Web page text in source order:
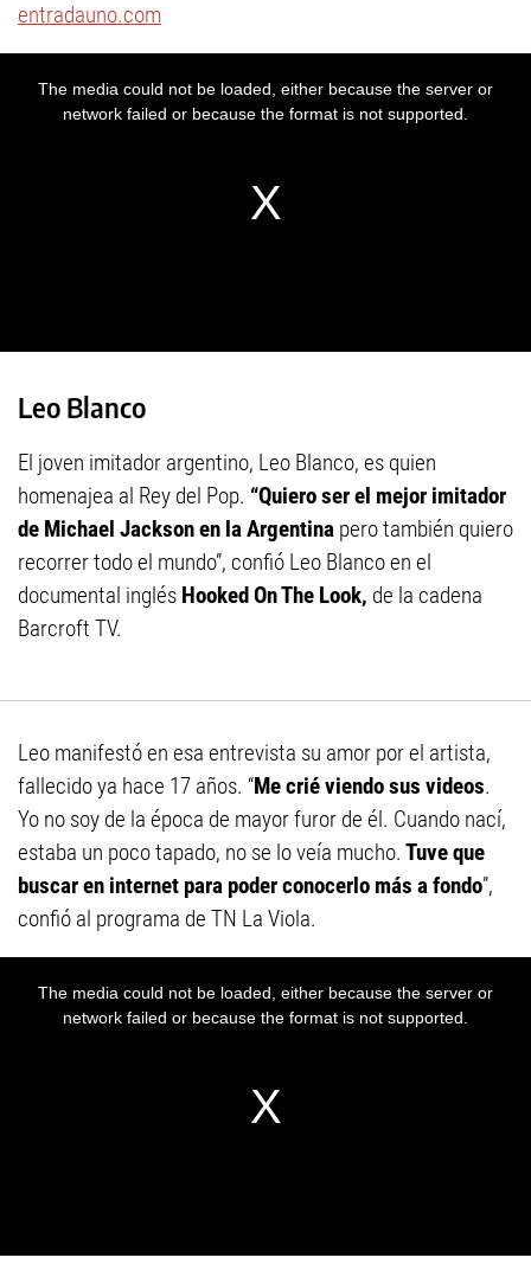
entradauno.com
Leo Blanco
El joven imitador argentino, Leo Blanco, es quien
homenajea al Rey del Pop. “Quiero ser el mejor imitador
de Michael Jackson en la Argentina pero también quiero
recorrer todo el mundo”, confió Leo Blanco en el
documental inglés Hooked On The Look, de la cadena
Barcroft TV.
Leo manifestó en esa entrevista su amor por el artista,
fallecido ya hace 17 años. “Me crié viendo sus videos.
Yo no soy de la época de mayor furor de él. Cuando nací,
estaba un poco tapado, no se lo veía mucho. Tuve que
buscar en internet para poder conocerlo más a fondo”,
confió al programa de TN La Viola.